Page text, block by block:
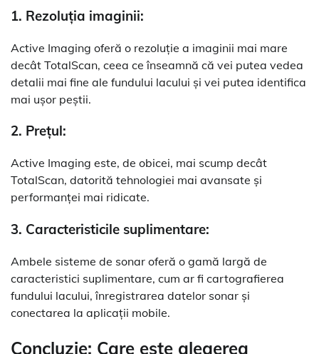
1. Rezoluția imaginii:
Active Imaging oferă o rezoluție a imaginii mai mare
decât TotalScan, ceea ce înseamnă că vei putea vedea
detalii mai fine ale fundului lacului și vei putea identifica
mai ușor peștii.
2. Prețul:
Active Imaging este, de obicei, mai scump decât
TotalScan, datorită tehnologiei mai avansate și
performanței mai ridicate.
3. Caracteristicile suplimentare:
Ambele sisteme de sonar oferă o gamă largă de
caracteristici suplimentare, cum ar fi cartografierea
fundului lacului, înregistrarea datelor sonar și
conectarea la aplicații mobile.
Concluzie: Care este alegerea